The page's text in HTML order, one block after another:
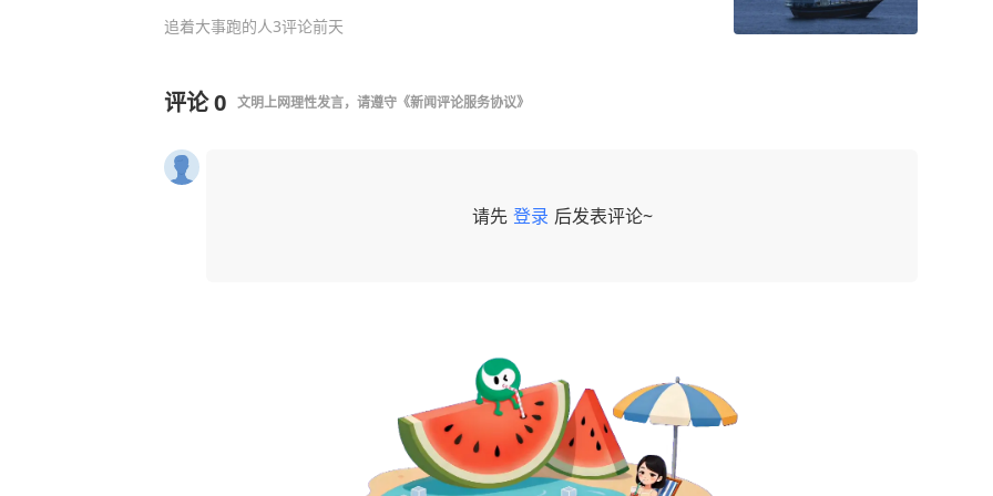
追着大事跑的人3评论前天
评论0 文明上网理性发言，请遵守 《新闻评论服务协议》
请先 登录 后发表评论~